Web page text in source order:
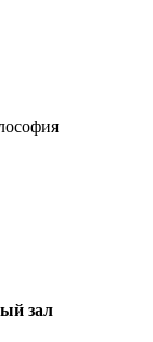
зал